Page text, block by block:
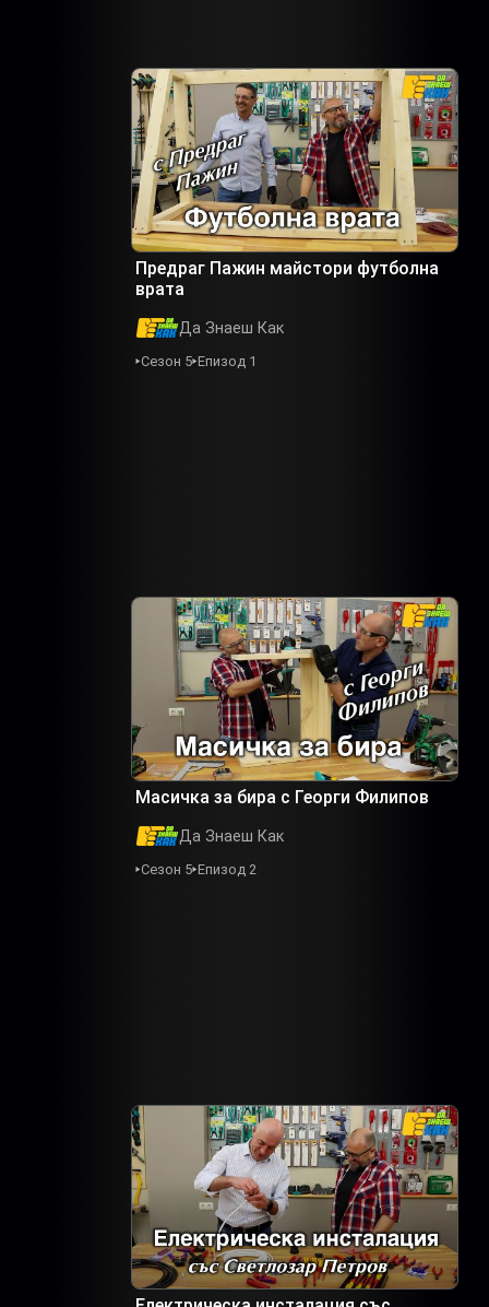
Предраг Пажин майстори футболна
врата
Да Знаеш Как
Сезон 5 Епизод 1
Масичка за бира с Георги Филипов
Да Знаеш Как
Сезон 5 Епизод 2